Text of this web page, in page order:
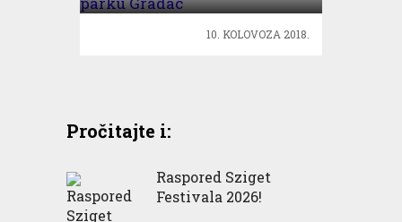
10. KOLOVOZA 2018.
Pročitajte i:
Raspored Sziget
Festivala 2026!